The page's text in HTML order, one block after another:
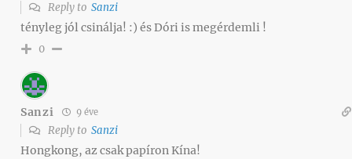
Reply to Sanzi
tényleg jól csinálja! :) és Dóri is megérdemli !
0
Sanzi 9 éve
Reply to Sanzi
Hongkong, az csak papíron Kína!